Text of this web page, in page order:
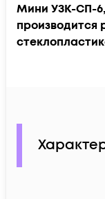
Мини УЗК-СП-